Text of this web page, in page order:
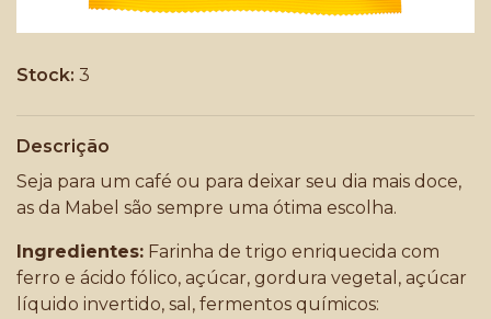
Stock: 3
Descrição
Seja para um café ou para deixar seu dia mais doce,
as da Mabel são sempre uma ótima escolha.
Ingredientes: Farinha de trigo enriquecida com
ferro e ácido fólico, açúcar, gordura vegetal, açúcar
líquido invertido, sal, fermentos químicos: